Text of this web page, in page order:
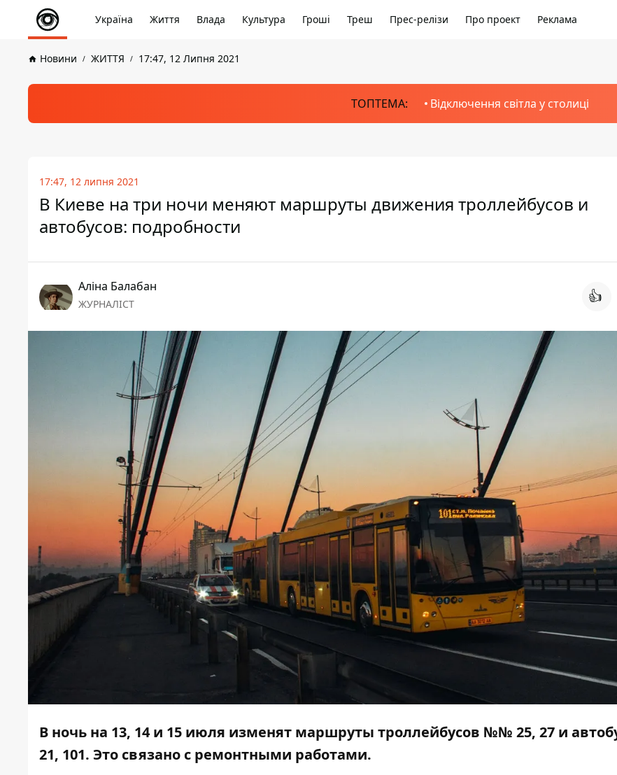
Україна Життя Влада Культура Гроші Треш Прес-релізи Про проект Реклама
Новини ЖИТТЯ 17:47, 12 Липня 2021
ТОПТЕМА: Відключення світла у столиці
17:47, 12 липня 2021
В Киеве на три ночи меняют маршруты движения троллейбусов и
автобусов: подробности
Аліна Балабан
ЖУРНАЛІСТ 👍
В ночь на 13, 14 и 15 июля изменят маршруты троллейбусов №№ 25, 27 и
21, 101. Это связано с ремонтными работами.